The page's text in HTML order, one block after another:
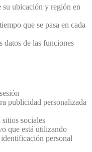
ubicación y región en
que se pasa en cada
datos de las funciones
publicidad personalizada
sociales
que está utilizando
personal